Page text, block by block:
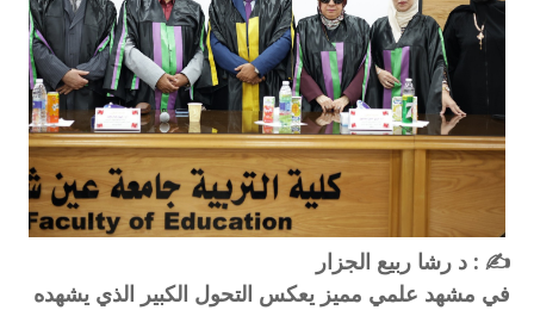
✍️ : د رشا ربيع الجزار
في مشهد علمي مميز يعكس التحول الكبير الذي يشهده